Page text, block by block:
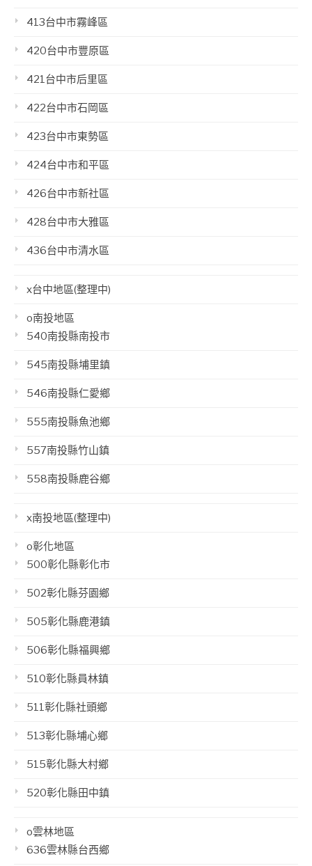
413台中市霧峰區
420台中市豐原區
421台中市后里區
422台中市石岡區
423台中市東勢區
424台中市和平區
426台中市新社區
428台中市大雅區
436台中市清水區
x台中地區(整理中)
o南投地區
540南投縣南投市
545南投縣埔里鎮
546南投縣仁愛鄉
555南投縣魚池鄉
557南投縣竹山鎮
558南投縣鹿谷鄉
x南投地區(整理中)
o彰化地區
500彰化縣彰化市
502彰化縣芬園鄉
505彰化縣鹿港鎮
506彰化縣福興鄉
510彰化縣員林鎮
511彰化縣社頭鄉
513彰化縣埔心鄉
515彰化縣大村鄉
520彰化縣田中鎮
o雲林地區
636雲林縣台西鄉